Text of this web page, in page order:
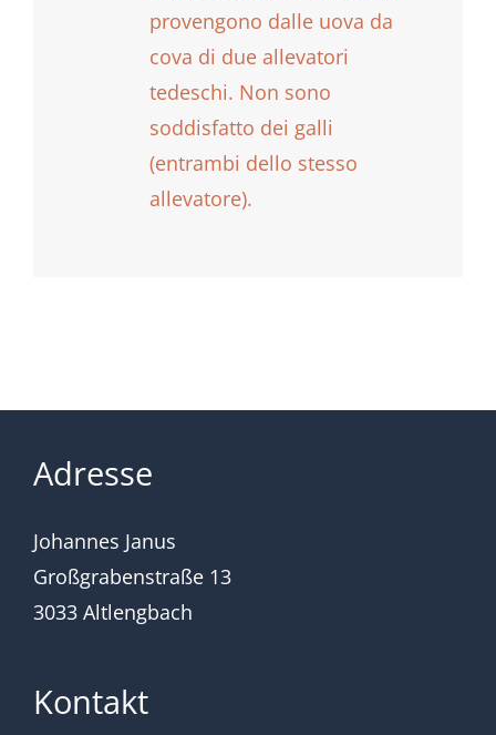
provengono dalle uova da
cova di due allevatori
tedeschi. Non sono
soddisfatto dei galli
(entrambi dello stesso
allevatore).
Adresse
Johannes Janus
Großgrabenstraße 13
3033 Altlengbach
Kontakt